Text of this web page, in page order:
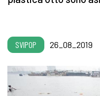
SVIPOP 26_08_2019